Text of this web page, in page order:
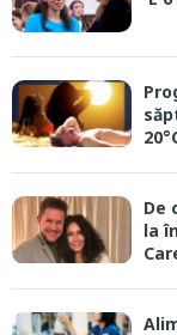
De
la